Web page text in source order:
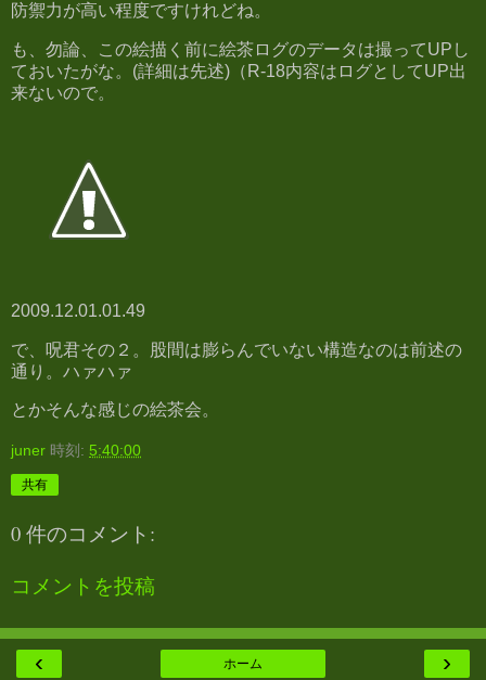
防禦力が高い程度ですけれどね。
も、勿論、この絵描く前に絵茶ログのデータは撮ってUPし
ておいたがな。(詳細は先述)（R-18内容はログとしてUP出
来ないので。
2009.12.01.01.49
で、呪君その２。股間は膨らんでいない構造なのは前述の
通り。ハァハァ
とかそんな感じの絵茶会。
juner 時刻: 5:40:00
共有
0 件のコメント:
コメントを投稿
‹ ›
ホーム